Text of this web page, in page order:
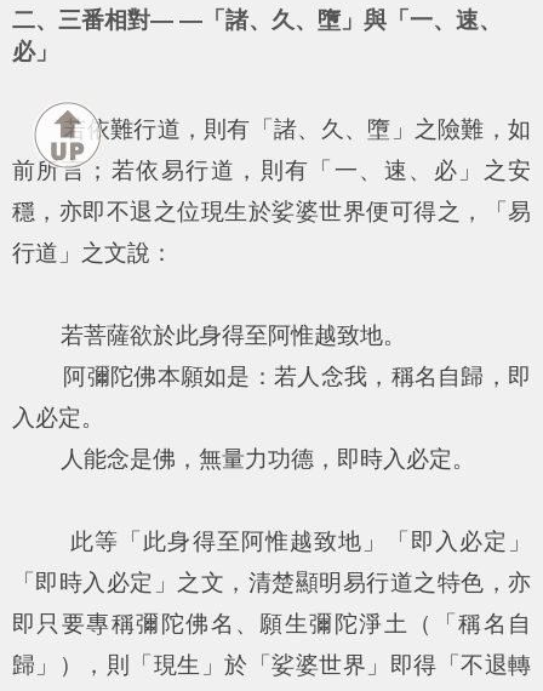
二、三番相對— —「諸、久、墮」與「一、速、
必」
若依難行道，則有「諸、久、墮」之險難，如
前所言；若依易行道，則有「一、速、必」之安
穩，亦即不退之位現生於娑婆世界便可得之，「易
行道」之文說：
若菩薩欲於此身得至阿惟越致地。
阿彌陀佛本願如是：若人念我，稱名自歸，即
入必定。
人能念是佛，無量力功德，即時入必定。
此等「此身得至阿惟越致地」「即入必定」
「即時入必定」之文，清楚顯明易行道之特色，亦
即只要專稱彌陀佛名、願生彌陀淨土（「稱名自
歸」），則「現生」於「娑婆世界」即得「不退轉